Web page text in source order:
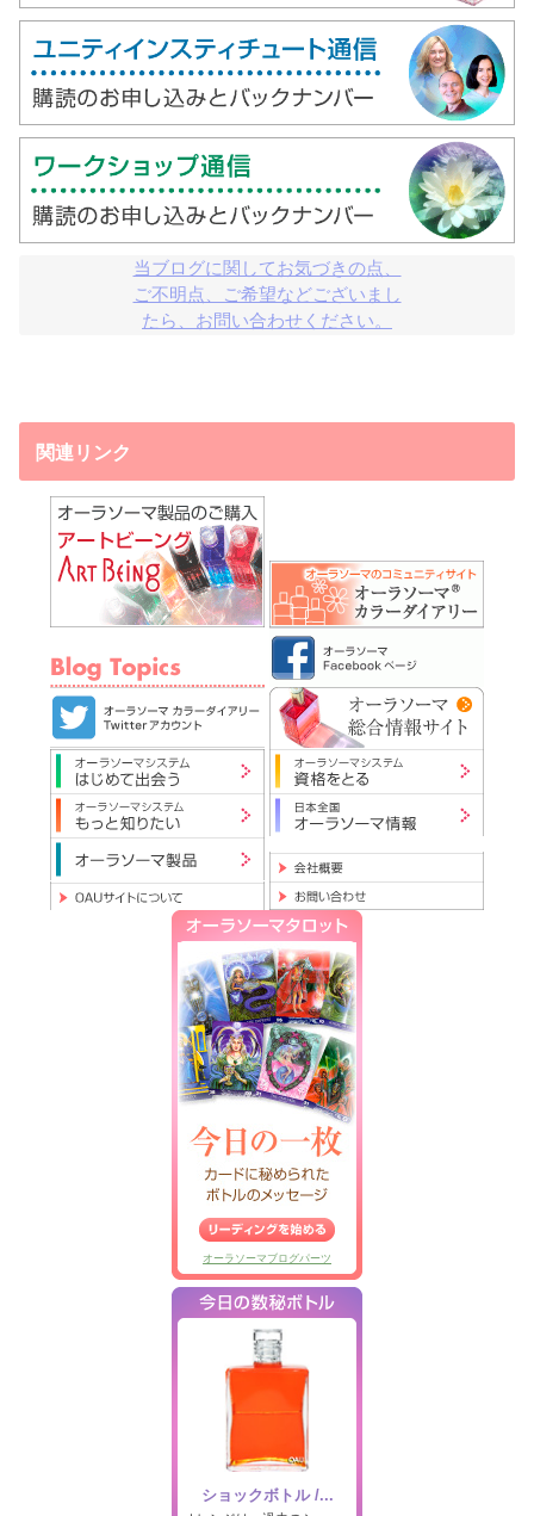
当ブログに関してお気づきの点、
ご不明点、ご希望などございまし
たら、お問い合わせください。
関連リンク